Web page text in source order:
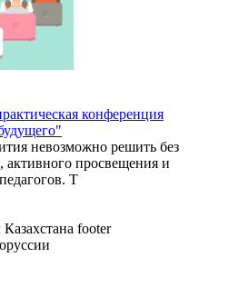
конференция
невозможно решить без
активного просвещения и
Т